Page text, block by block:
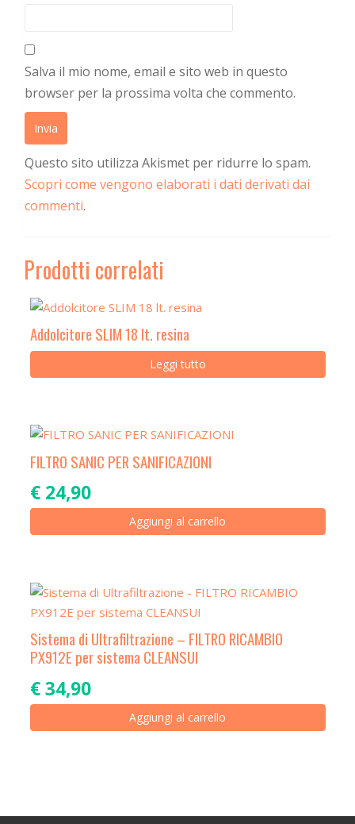
Salva il mio nome, email e sito web in questo
browser per la prossima volta che commento.
Questo sito utilizza Akismet per ridurre lo spam.
Scopri come vengono elaborati i dati derivati dai
commenti.
Prodotti correlati
Addolcitore SLIM 18 lt. resina
Leggi tutto
FILTRO SANIC PER SANIFICAZIONI
€24,90
Aggiungi al carrello
Sistema di Ultrafiltrazione – FILTRO RICAMBIO
PX912E per sistema CLEANSUI
€34,90
Aggiungi al carrello